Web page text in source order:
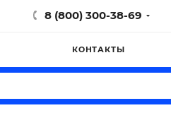
8 (800) 300-38-69
КОНТАКТЫ